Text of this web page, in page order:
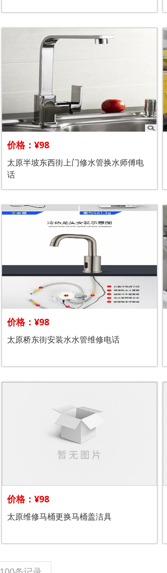
价格：¥98
太原半坡东西街上门修水管换水师傅电
话
价格：¥98
太原桥东街安装水水管维修电话
价格：¥98
太原维修马桶更换马桶盖洁具